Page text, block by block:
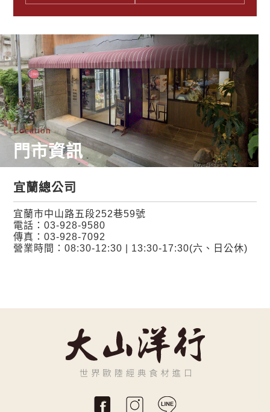
Location
門市資訊
宜蘭總公司
宜蘭市中山路五段252巷59號
電話：03-928-9580
傳真：03-928-7092
營業時間：08:30-12:30 | 13:30-17:30(六、日公休)